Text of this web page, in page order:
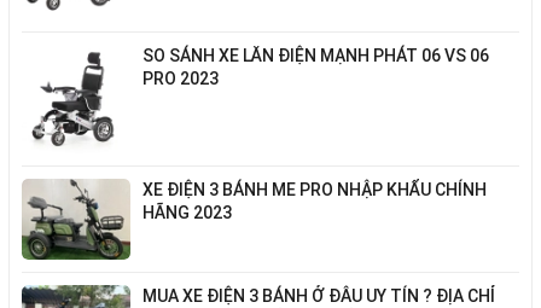
SO SÁNH XE LĂN ĐIỆN MẠNH PHÁT 06 VS 06
PRO 2023
XE ĐIỆN 3 BÁNH ME PRO NHẬP KHẨU CHÍNH
HÃNG 2023
MUA XE ĐIỆN 3 BÁNH Ở ĐÂU UY TÍN ? ĐỊA CHỈ